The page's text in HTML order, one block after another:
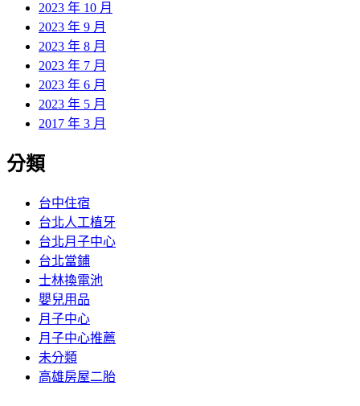
2023 年 10 月
2023 年 9 月
2023 年 8 月
2023 年 7 月
2023 年 6 月
2023 年 5 月
2017 年 3 月
分類
台中住宿
台北人工植牙
台北月子中心
台北當鋪
士林換電池
嬰兒用品
月子中心
月子中心推薦
未分類
高雄房屋二胎